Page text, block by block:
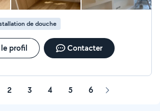
de douche
profil Contacter
2 3 4 5 6 Page